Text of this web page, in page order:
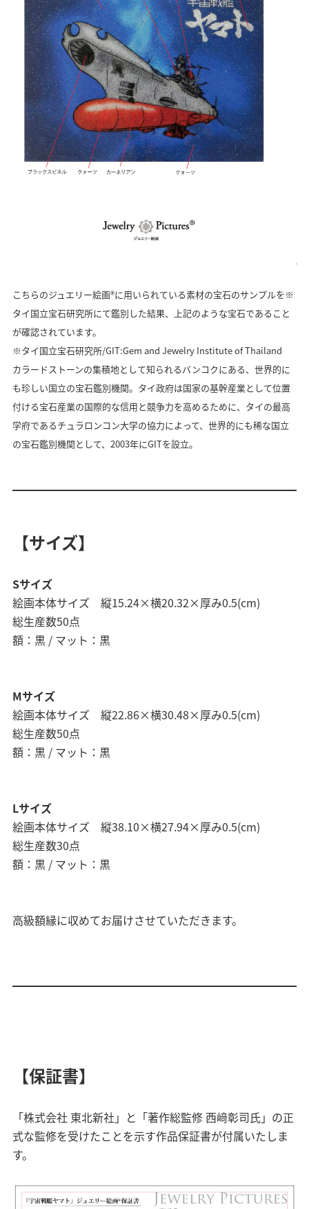
こちらのジュエリー絵画®に用いられている素材の宝石のサンプルを※
タイ国立宝石研究所にて鑑別した結果、上記のような宝石であること
が確認されています。
※タイ国立宝石研究所/GIT:Gem and Jewelry Institute of Thailand
カラードストーンの集積地として知られるバンコクにある、世界的に
も珍しい国立の宝石鑑別機関。タイ政府は国家の基幹産業として位置
付ける宝石産業の国際的な信用と競争力を高めるために、タイの最高
学府であるチュラロンコン大学の協力によって、世界的にも稀な国立
の宝石鑑別機関として、2003年にGITを設立。
【サイズ】
Sサイズ
絵画本体サイズ 縦15.24×横20.32×厚み0.5(cm)
総生産数50点
額：黒 / マット：黒
Mサイズ
絵画本体サイズ 縦22.86×横30.48×厚み0.5(cm)
総生産数50点
額：黒 / マット：黒
Lサイズ
絵画本体サイズ 縦38.10×横27.94×厚み0.5(cm)
総生産数30点
額：黒 / マット：黒
高級額縁に収めてお届けさせていただきます。
【保証書】
「株式会社 東北新社」と「著作総監修 西﨑彰司氏」の正
式な監修を受けたことを示す作品保証書が付属いたしま
す。